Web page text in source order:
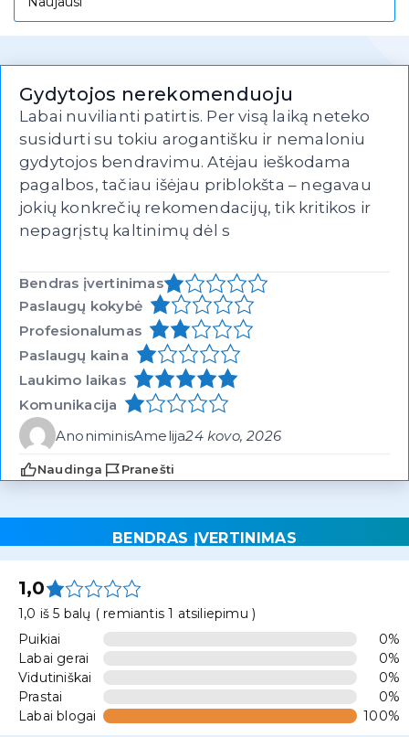
Gydytojos nerekomenduoju
Labai nuvilianti patirtis. Per visą laiką neteko
susidurti su tokiu arogantišku ir nemaloniu
gydytojos bendravimu. Atėjau ieškodama
pagalbos, tačiau išėjau priblokšta – negavau
jokių konkrečių rekomendacijų, tik kritikos ir
nepagrįstų kaltinimų dėl s
Bendras įvertinimas
Paslaugų kokybė
Profesionalumas
Paslaugų kaina
Laukimo laikas
Komunikacija
AnoniminisAmelija24 kovo, 2026
Naudinga Pranešti
BENDRAS ĮVERTINIMAS
1,0
1,0 iš 5 balų ( remiantis 1 atsiliepimu )
Puikiai
0%
Labai gerai
0%
Vidutiniškai
0%
Prastai
0%
Labai blogai
100%